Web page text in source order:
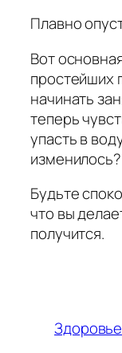
Плавно
Вот
простейших
начинать
теперь
упасть в
изменилось?
Будьте
что вы
получится.
Здоровье